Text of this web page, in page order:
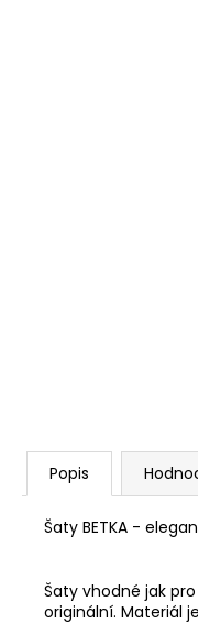
Popis
Šaty BETKA -
Šaty vhodné jak
originální. Materiál
ŠATY